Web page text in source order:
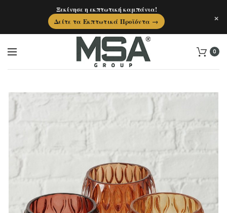
0
Ξεκίνησε η εκπτωτική καμπάνια!
Δείτε τα Εκπτωτικά Προϊόντα →
×